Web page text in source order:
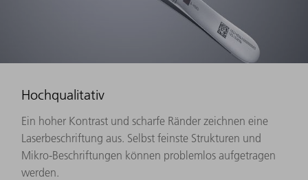
Hochqualitativ
Ein hoher Kontrast und scharfe Ränder zeichnen eine
Laserbeschriftung aus. Selbst feinste Strukturen und
Mikro-Beschriftungen können problemlos aufgetragen
werden.